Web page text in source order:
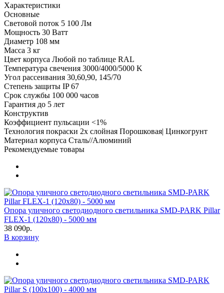
Характеристики
Основные
Световой поток 5 100 Лм
Мощность 30 Ватт
Диаметр 108 мм
Масса 3 кг
Цвет корпуса Любой по таблице RAL
Температура свечения 3000/4000/5000 K
Угол рассеивания 30,60,90, 145/70
Степень защиты IP 67
Срок службы 100 000 часов
Гарантия до 5 лет
Конструктив
Коэффициент пульсации <1%
Технология покраски 2х слойная Порошковая| Цинкогрунт
Материал корпуса Сталь//Алюминий
Рекомендуемые товары
Опора уличного светодиодного светильника SMD-PARK Pillar
FLEX-1 (120х80) - 5000 мм
38 090р.
В корзину